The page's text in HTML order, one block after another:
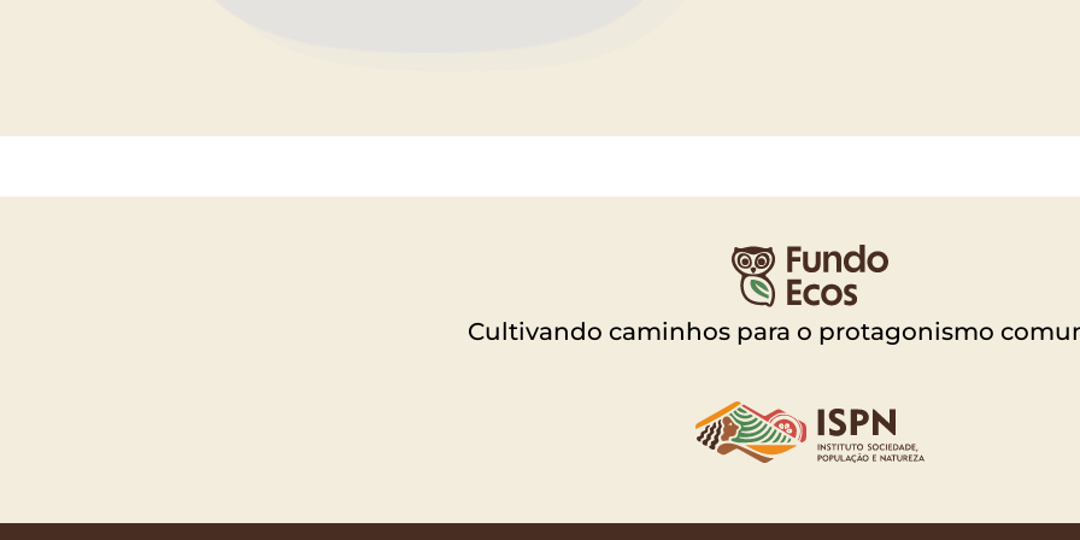
Cultivando caminhos para o protagonismo